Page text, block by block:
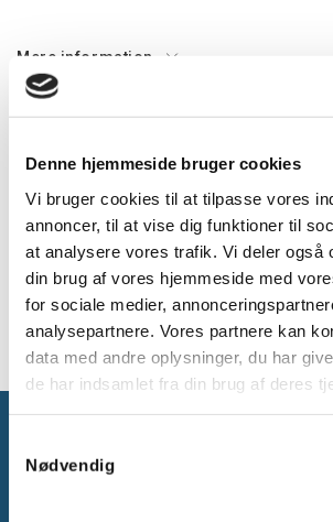
Denne hjemmeside bruger cookies
Vi bruger cookies til at tilpasse vores
annoncer, til at vise dig funktioner til
at analysere vores trafik. Vi deler også
din brug af vores hjemmeside med
for sociale medier,
analysepartnere. Vores partnere kan
data med andre oplysninger, du har
de har indsamlet fra din brug af deres
Nødvendig
Mere information
Information Specifikationer
Montageplade
B 565 x H 565 mm
Materialetykkelse: 4 mm
Til tom Mi-kasse, størrelse 8
Inkl. selvskærende skruer